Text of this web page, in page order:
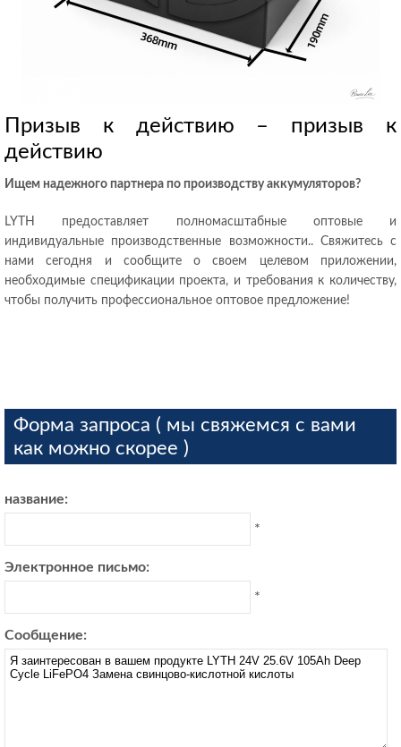
Призыв к действию – призыв к
действию
Ищем надежного партнера по производству аккумуляторов?
LYTH предоставляет полномасштабные оптовые и
индивидуальные производственные возможности.. Свяжитесь с
нами сегодня и сообщите о своем целевом приложении,
необходимые спецификации проекта, и требования к количеству,
чтобы получить профессиональное оптовое предложение!
Форма запроса ( мы свяжемся с вами
как можно скорее )
название:
*
Электронное письмо:
*
Сообщение: